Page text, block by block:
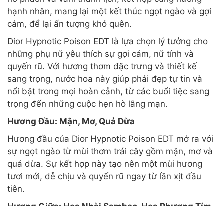
hạnh nhân, mang lại một kết thúc ngọt ngào và gợi
cảm, để lại ấn tượng khó quên.
Dior Hypnotic Poison EDT là lựa chọn lý tưởng cho
những phụ nữ yêu thích sự gợi cảm, nữ tính và
quyến rũ. Với hương thơm đặc trưng và thiết kế
sang trọng, nước hoa này giúp phái đẹp tự tin và
nổi bật trong mọi hoàn cảnh, từ các buổi tiệc sang
trọng đến những cuộc hẹn hò lãng mạn.
Hương Đầu: Mận, Mơ, Quả Dừa
Hương đầu của Dior Hypnotic Poison EDT mở ra với
sự ngọt ngào từ mùi thơm trái cây gồm mận, mơ và
quả dừa. Sự kết hợp này tạo nên một mùi hương
tươi mới, dễ chịu và quyến rũ ngay từ lần xịt đầu
tiên.